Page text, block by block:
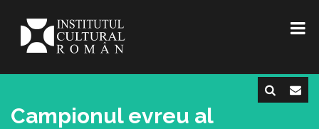
Campionul evreu al